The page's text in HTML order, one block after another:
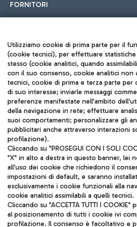
FORNITORI
Seguici sui social
TRAVEL JOURNAL
ITA
Aeroporti di Roma S.p.A. - Società
coordinamento di Mundys S.p.A.
Codice fiscale e Registro delle Imprese di
IVA 06572251004
Utilizziamo cookie di prima parte per il
(cookie tecnici), per effettuare
stesso (cookie analitici, quando
con il suo consenso, cookie analitici non
tecnici, cookie di prima e terza parte
di suo interesse; inviarle messaggi
preferenze manifestate nell'ambito
della navigazione in rete; effettuare
suoi comportamenti; personalizzare gli
pubblicitari anche attraverso interazioni
profilazione).
Cliccando su "PROSEGUI CON I SOLI
"X" in alto a destra in questo banner, lei
all'uso dei cookie che richiedono il
impostazioni di default, e saranno
esclusivamente i cookie funzionali alla
cookie analitici assimilabili a quelli tecnici.
Cliccando su "ACCETTA TUTTI I
al posizionamento di tutti i cookie ivi
profilazione. Il consenso è facoltativo e